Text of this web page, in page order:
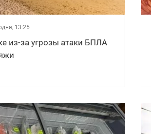
13:25
из-за угрозы атаки БПЛА